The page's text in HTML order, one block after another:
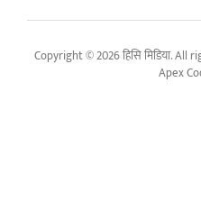
Copyright © 2026 हिसि मिडिया.
Apex